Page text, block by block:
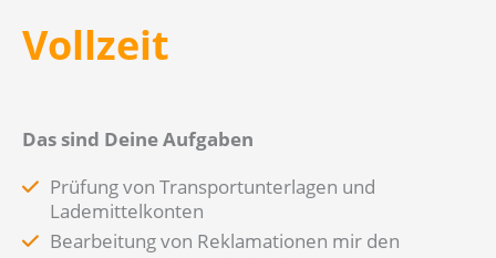
Vollzeit
Das sind Deine Aufgaben
Prüfung von Transportunterlagen und
Lademittelkonten
Bearbeitung von Reklamationen mir den